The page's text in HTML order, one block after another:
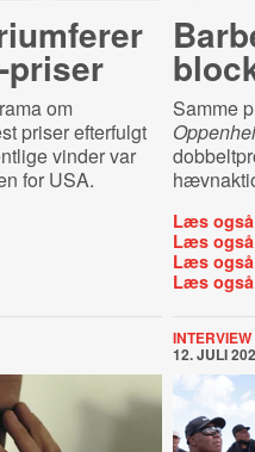
priser
om
priser efterfulgt
vinder var
for USA.
Samme
Læs
Læs
Læs
Læs
INTERVIEW
12. JULI